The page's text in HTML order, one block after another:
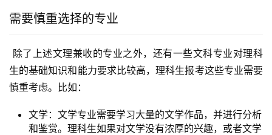
需要慎重选择的专业
生的基础知识和能力要求比较高，理科生报考这些专业需要
慎重考虑。比如：
文学：文学专业需要学习大量的文学作品，并进行分析
和鉴赏。理科生如果对文学没有浓厚的兴趣，或者文学